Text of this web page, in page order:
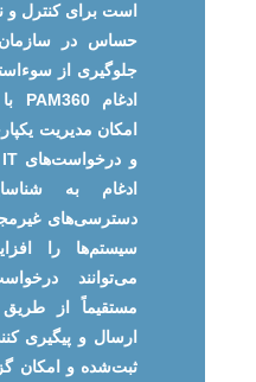
است برای کنترل
حساس در
جلوگیری از
امکان مدیریت
ادغام به
دسترسی‌های
سیستم‌ها را
می‌توانند
ارسال و پیگیری
ثبت‌شده و امکان